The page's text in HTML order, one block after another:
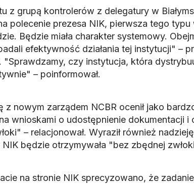
z grupą kontrolerów z delegatury w
polecenie prezesa NIK, pierwsza tego
Będzie miała charakter systemowy.
efektywność działania tej instytucji" –
"Sprawdzamy, czy instytucja, która
– poinformował.
z nowym zarządem NCBR ocenił jako
wnioskami o udostępnienie dokumentacji i
– relacjonował. Wyraził również
będzie otrzymywała "bez zbędnej
na stronie NIK sprecyzowano, że